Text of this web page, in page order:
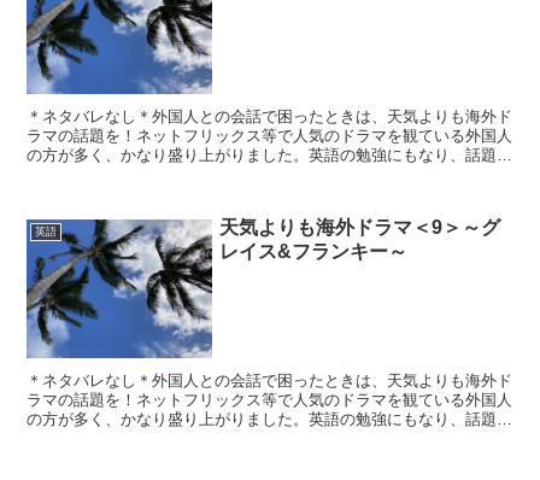
＊ネタバレなし＊外国人との会話で困ったときは、天気よりも海外ド
ラマの話題を！ネットフリックス等で人気のドラマを観ている外国人
の方が多く、かなり盛り上がりました。英語の勉強にもなり、話題の
英語
天気よりも海外ドラマ＜9＞～グ
レイス&フランキー～
＊ネタバレなし＊外国人との会話で困ったときは、天気よりも海外ド
ラマの話題を！ネットフリックス等で人気のドラマを観ている外国人
の方が多く、かなり盛り上がりました。英語の勉強にもなり、話題の